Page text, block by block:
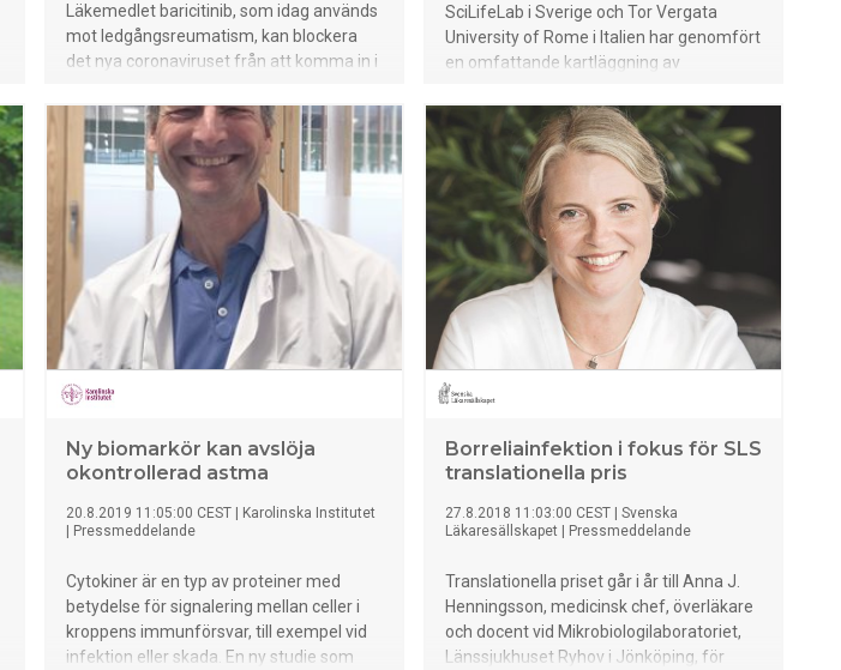
Läkemedlet baricitinib, som idag används
mot ledgångsreumatism, kan blockera
det nya coronaviruset från att komma in i
patienter med måttlig till svår covid-19.
Det visar translationell forskning av ett
internationellt team koordinerat av
forskare vid Karolinska Institutet.
Resultatet, som publiceras i tidskriften
Science Advances, stöder pågående
randomiserade kliniska prövningar.
SciLifeLab i Sverige och Tor Vergata
University of Rome i Italien har genomfört
en omfattande kartläggning av
ett ovanligt men livshotande
inflammatoriskt syndrom i samband med
covid-19. Studien, som publiceras i den
vetenskapliga tidskriften Cell, visar hur
immunsystemet reagerar vid detta
tillstånd och särskiljer det från de
besläktade tillstånden Kawasakis
sjukdom och cytokinstorm vid akut covid-
19.
Ny biomarkör kan avslöja
okontrollerad astma
20.8.2019 11:05:00 CEST
Karolinska Institutet
Pressmeddelande
Cytokiner är en typ av proteiner med
betydelse för signalering mellan celler i
kroppens immunförsvar, till exempel vid
infektion eller skada. En ny studie som
Borreliainfektion i fokus för SLS
translationella pris
27.8.2018 11:03:00 CEST
Svenska
Läkaresällskapet
Pressmeddelande
Translationella priset går i år till Anna J.
Henningsson, medicinsk chef, överläkare
och docent vid Mikrobiologilaboratoriet,
Länssjukhuset Ryhov i Jönköping, för